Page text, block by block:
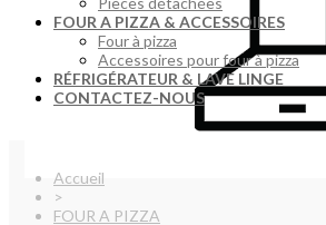
FOUR A PIZZA & ACCESSOIRES
Four à pizza
Accessoires pour four à pizza
RÉFRIGÉRATEUR & LAVE LINGE
CONTACTEZ-NOUS
Accueil
>
FOUR A PIZZA